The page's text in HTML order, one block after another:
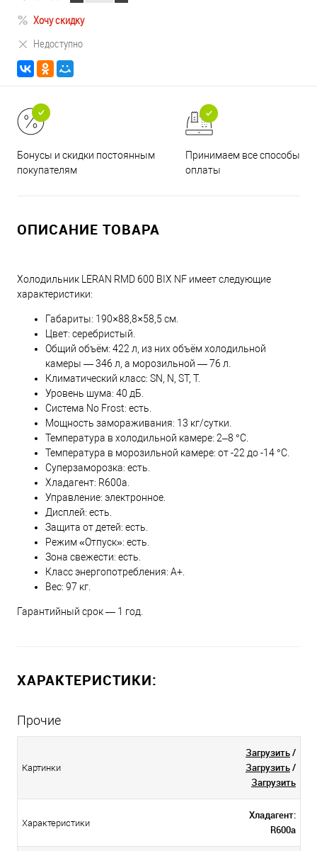
Хочу скидку
Недоступно
Бонусы и скидки постоянным
покупателям
Принимаем все способы
оплаты
ОПИСАНИЕ ТОВАРА
Холодильник LERAN RMD 600 BIX NF имеет следующие
характеристики:
Габариты: 190×88,8×58,5 см.
Цвет: серебристый.
Общий объём: 422 л, из них объём холодильной
камеры — 346 л, а морозильной — 76 л.
Климатический класс: SN, N, ST, T.
Уровень шума: 40 дБ.
Система No Frost: есть.
Мощность замораживания: 13 кг/сутки.
Температура в холодильной камере: 2–8 °С.
Температура в морозильной камере: от -22 до -14 °С.
Суперзаморозка: есть.
Хладагент: R600a.
Управление: электронное.
Дисплей: есть.
Защита от детей: есть.
Режим «Отпуск»: есть.
Зона свежести: есть.
Класс энергопотребления: A+.
Вес: 97 кг.
Гарантийный срок — 1 год.
ХАРАКТЕРИСТИКИ:
Прочие
Картинки
Загрузить/
Загрузить/
Загрузить
Характеристики
Хладагент:
R600a